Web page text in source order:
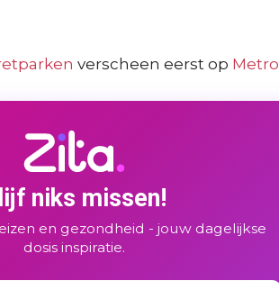
verscheen eerst op Metro
niks missen!
en gezondheid - jouw dagelijkse
dosis inspiratie.